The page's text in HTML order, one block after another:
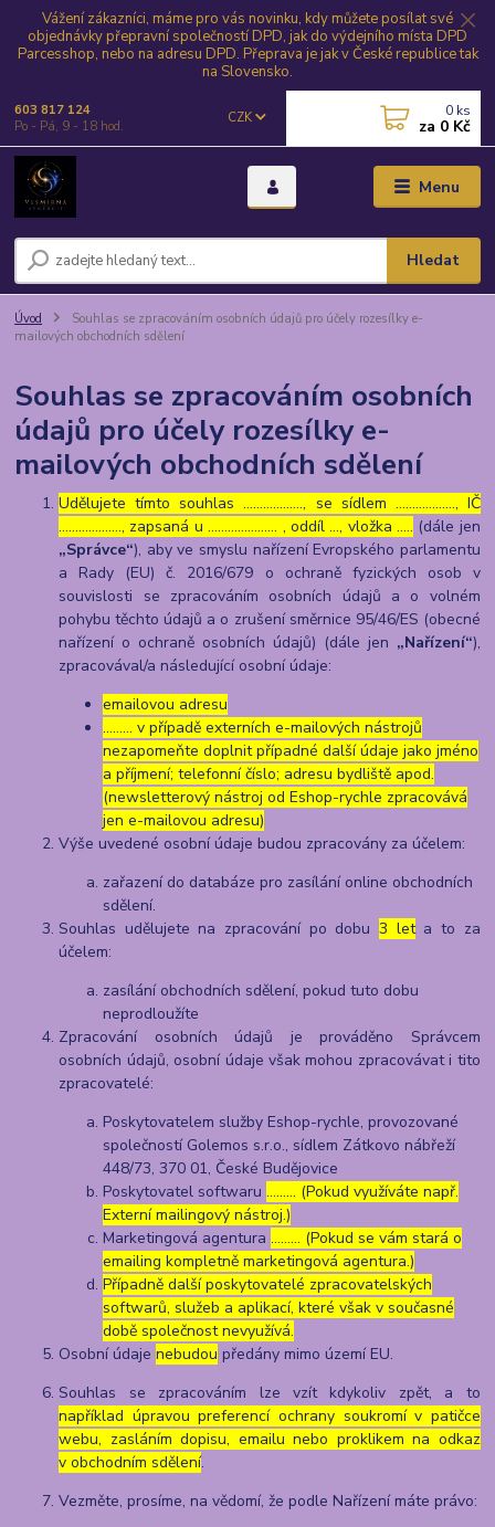
Vážení zákazníci, máme pro vás novinku, kdy můžete posílat své
objednávky přepravní společností DPD, jak do výdejního místa DPD
Parcesshop, nebo na adresu DPD. Přeprava je jak v České republice tak
na Slovensko.
Menu
CZK
Hledat
603 817 124
Po - Pá, 9 - 18 hod.
0 ks
za 0 Kč
Úvod
Souhlas se zpracováním osobních údajů pro účely rozesílky e-
mailových obchodních sdělení
Souhlas se zpracováním osobních
údajů pro účely rozesílky e-
mailových obchodních sdělení
Udělujete tímto souhlas ……………..., se sídlem ………………, IČ
………………., zapsaná u ………………… , oddíl …, vložka ….. (dále jen
„Správce“), aby ve smyslu nařízení Evropského parlamentu
a Rady (EU) č. 2016/679 o ochraně fyzických osob v
souvislosti se zpracováním osobních údajů a o volném
pohybu těchto údajů a o zrušení směrnice 95/46/ES (obecné
nařízení o ochraně osobních údajů) (dále jen „Nařízení“),
zpracovával/a následující osobní údaje:
emailovou adresu
……… v případě externích e-mailových nástrojů
nezapomeňte doplnit případné další údaje jako jméno
a příjmení; telefonní číslo; adresu bydliště apod.
(newsletterový nástroj od Eshop-rychle zpracovává
jen e-mailovou adresu)
Výše uvedené osobní údaje budou zpracovány za účelem:
zařazení do databáze pro zasílání online obchodních
sdělení.
Souhlas udělujete na zpracování po dobu3 leta to za
účelem:
zasílání obchodních sdělení, pokud tuto dobu
neprodloužíte
Zpracování osobních údajů je prováděno Správcem
osobních údajů, osobní údaje však mohou zpracovávat i tito
zpracovatelé:
Poskytovatelem služby Eshop-rychle, provozované
společností Golemos s.r.o., sídlem Zátkovo nábřeží
448/73, 370 01, České Budějovice
Poskytovatel softwaru……… (Pokud využíváte např.
Externí mailingový nástroj.)
Marketingová agentura……… (Pokud se vám stará o
emailing kompletně marketingová agentura.)
Případně další poskytovatelé zpracovatelských
softwarů, služeb a aplikací, které však v současné
době společnost nevyužívá.
Osobní údajenebudou předány mimo území EU.
Souhlas se zpracováním lze vzít kdykoliv zpět, a to
například úpravou preferencí ochrany soukromí v patičce
webu, zasláním dopisu, emailu nebo proklikem na odkaz
v obchodním sdělení.
Vezměte, prosíme, na vědomí, že podle Nařízení máte právo: